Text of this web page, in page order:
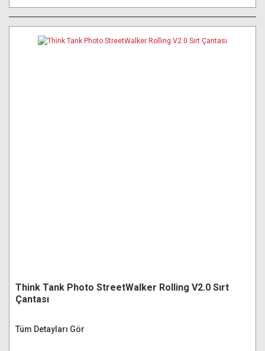
Think Tank Photo StreetWalker Rolling V2.0 Sırt
Çantası
Tüm Detayları Gör